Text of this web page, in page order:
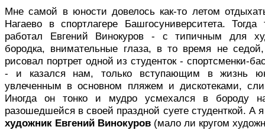
Мне самой в юности довелось как-то летом
Нагаево в спортлагере Башгосуниверситета.
работал Евгений Винокуров - с типичным для
бородка, внимательные гла­за, в то время не
рисовал портрет одной из сту­денток - спортсменки-
- и казался нам, только вступающим в жизнь
увлеченным в основном пля­жем и дискотеками,
Иногда он тонко и мудро усмехался в бороду
разошедшейся в своей праздной суете студенткой. А
художник Евгений Винокуров (мало ли кругом